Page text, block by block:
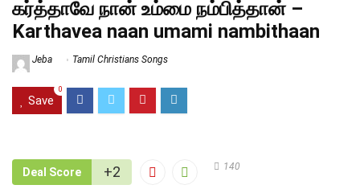
கர்த்தாவே நான் உம்மை நம்பித்தான் –
Karthavea naan umami nambithaan
Jeba Tamil Christians Songs
Save
0
Deal Score +2 140